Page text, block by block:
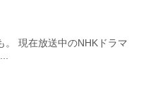
。 現在放送中のNHKドラマ